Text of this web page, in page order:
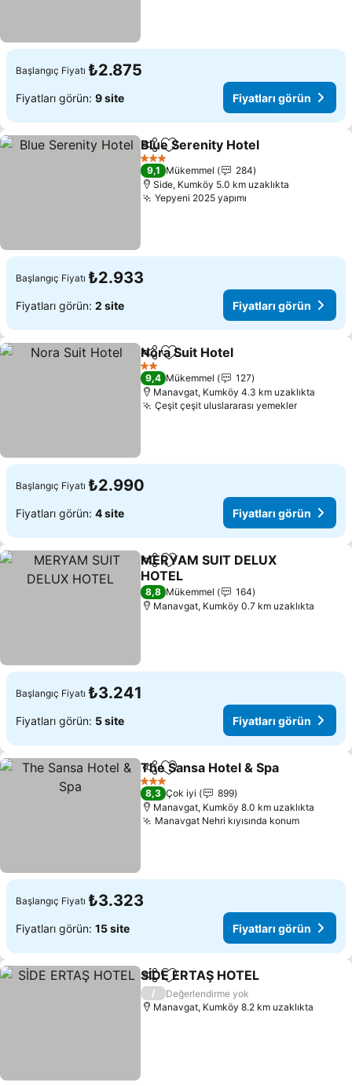
Başlangıç Fiyatı ₺2.875
Fiyatları görün: 9 site Fiyatları görün
PaylaşFavorilerime ekle
Blue Serenity Hotel
3 Yıldız
9,1 Mükemmel
284
Side, Kumköy 5.0 km uzaklıkta
Yepyeni 2025 yapımı
Başlangıç Fiyatı ₺2.933
Fiyatları görün: 2 site Fiyatları görün
PaylaşFavorilerime ekle
Nora Suit Hotel
2 Yıldız
9,4 Mükemmel
127
Manavgat, Kumköy 4.3 km uzaklıkta
Çeşit çeşit uluslararası yemeklerFiyatları
Başlangıç Fiyatı ₺2.990
Fiyatları görün: 4 site Fiyatları görün
PaylaşFavorilerime ekle
MERYAM SUIT DELUX
HOTEL
Fiyatları görün
8,8 Mükemmel
164
Manavgat, Kumköy 0.7 km uzaklıkta
Başlangıç Fiyatı ₺3.241
Fiyatları görün: 5 site Fiyatları görün
PaylaşFavorilerime ekle
The Sansa Hotel & Spa
3 Yıldız
8,3 Çok iyi
899
Manavgat, Kumköy 8.0 km uzaklıkta
Manavgat Nehri kıyısında konumFiyatları
Başlangıç Fiyatı ₺3.323
Fiyatları görün: 15 site Fiyatları görün
PaylaşFavorilerime ekle
SİDE ERTAŞ HOTEL
/
Değerlendirme yok
Manavgat, Kumköy 8.2 km uzaklıkta